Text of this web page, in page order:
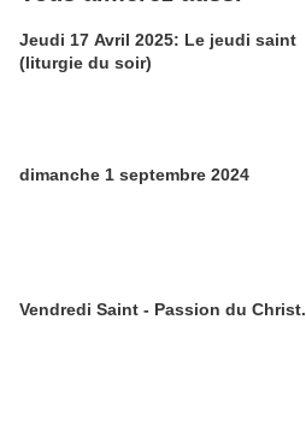
Jeudi 17 Avril 2025: Le jeudi saint
(liturgie du soir)
dimanche 1 septembre 2024
Vendredi Saint - Passion du Christ.